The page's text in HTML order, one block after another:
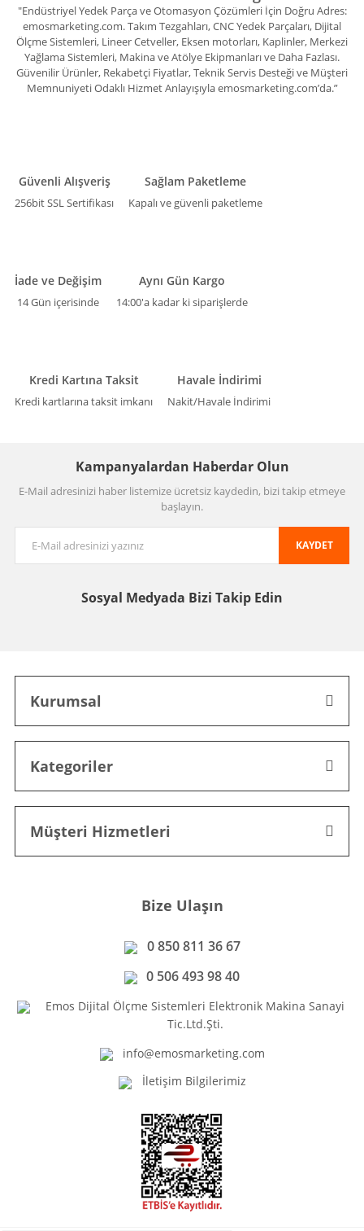
"Endüstriyel Yedek Parça ve Otomasyon Çözümleri İçin Doğru Adres:
emosmarketing.com. Takım Tezgahları, CNC Yedek Parçaları, Dijital
Ölçme Sistemleri, Lineer Cetveller, Eksen motorları, Kaplinler, Merkezi
Yağlama Sistemleri, Makina ve Atölye Ekipmanları ve Daha Fazlası.
Güvenilir Ürünler, Rekabetçi Fiyatlar, Teknik Servis Desteği ve Müşteri
Memnuniyeti Odaklı Hizmet Anlayışıyla emosmarketing.com’da.”
Güvenli Alışveriş
256bit SSL Sertifikası
Sağlam Paketleme
Kapalı ve güvenli paketleme
İade ve Değişim
14 Gün içerisinde
Aynı Gün Kargo
14:00'a kadar ki siparişlerde
Kredi Kartına Taksit
Kredi kartlarına taksit imkanı
Havale İndirimi
Nakit/Havale İndirimi
Kampanyalardan Haberdar Olun
E-Mail adresinizi haber listemize ücretsiz kaydedin, bizi takip etmeye
başlayın.
KAYDET
Sosyal Medyada Bizi Takip Edin
Kurumsal
Kategoriler
Müşteri Hizmetleri
Bize Ulaşın
0 850 811 36 67
0 506 493 98 40
Emos Dijital Ölçme Sistemleri Elektronik Makina Sanayi
Tic.Ltd.Şti.
info@emosmarketing.com
İletişim Bilgilerimiz